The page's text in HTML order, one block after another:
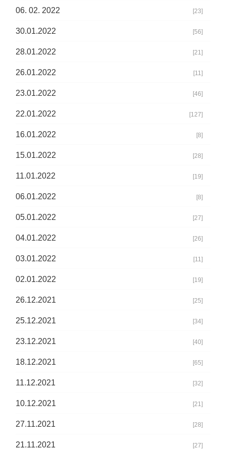
06. 02. 2022 [23]
30.01.2022 [56]
28.01.2022 [21]
26.01.2022 [11]
23.01.2022 [46]
22.01.2022 [127]
16.01.2022 [8]
15.01.2022 [28]
11.01.2022 [19]
06.01.2022 [8]
05.01.2022 [27]
04.01.2022 [26]
03.01.2022 [11]
02.01.2022 [19]
26.12.2021 [25]
25.12.2021 [34]
23.12.2021 [40]
18.12.2021 [65]
11.12.2021 [32]
10.12.2021 [21]
27.11.2021 [28]
21.11.2021 [27]